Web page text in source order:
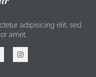
adipisicing elit, sed
amet.